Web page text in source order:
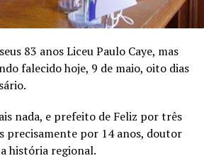
o pleito
83 anos Liceu Paulo Caye, mas
falecido hoje, 9 de maio, oito dias
nada, e prefeito de Feliz por três
precisamente por 14 anos, doutor
história regional.